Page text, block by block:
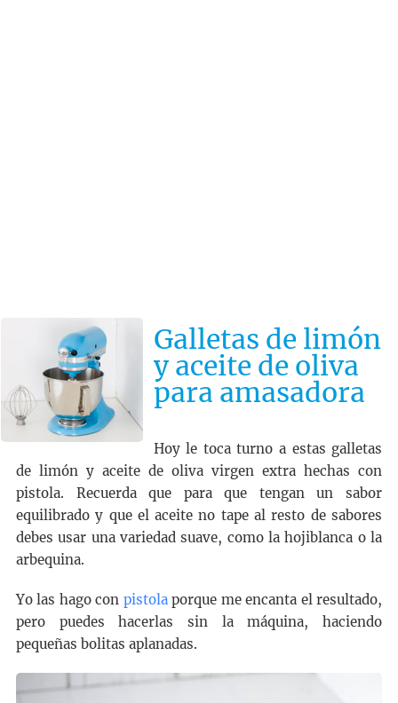
Galletas de limón
y aceite de oliva
para amasadora
Hoy le toca turno a estas galletas
de limón y aceite de oliva virgen extra hechas con
pistola. Recuerda que para que tengan un sabor
equilibrado y que el aceite no tape al resto de sabores
debes usar una variedad suave, como la hojiblanca o la
arbequina.
Yo las hago con pistolaporque me encanta el resultado,
pero puedes hacerlas sin la máquina, haciendo
pequeñas bolitas aplanadas.